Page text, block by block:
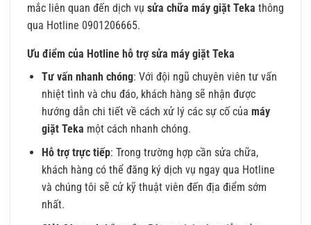
mắc liên quan đến dịch vụ sửa chữa máy giặt Teka thông
qua Hotline 0901206665.
Ưu điểm của Hotline hỗ trợ sửa máy giặt Teka
Tư vấn nhanh chóng: Với đội ngũ chuyên viên tư vấn
nhiệt tình và chu đáo, khách hàng sẽ nhận được
hướng dẫn chi tiết về cách xử lý các sự cố của máy
giặt Teka một cách nhanh chóng.
Hỗ trợ trực tiếp: Trong trường hợp cần sửa chữa,
khách hàng có thể đăng ký dịch vụ ngay qua Hotline
và chúng tôi sẽ cử kỹ thuật viên đến địa điểm sớm
nhất.